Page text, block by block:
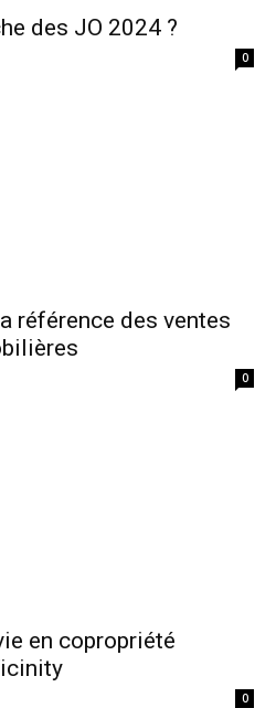
des JO 2024 ?
0
référence des ventes
0
en copropriété
0